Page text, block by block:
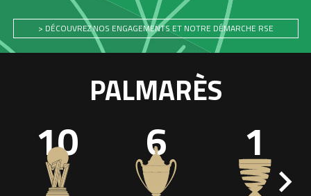
> DÉCOUVREZ NOS ENGAGEMENTS ET NOTRE DÉMARCHE RSE
PALMARÈS
10 6 1